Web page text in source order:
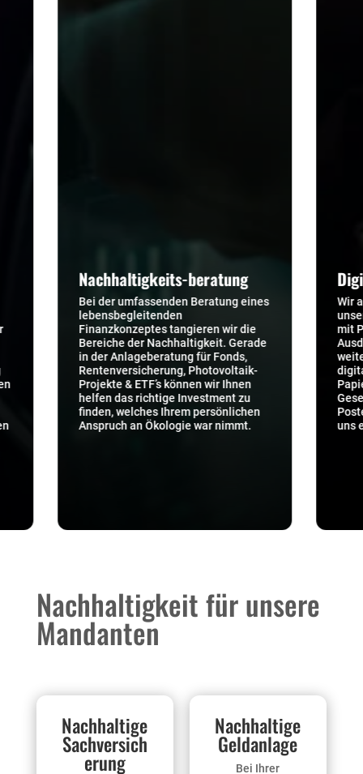
beratung
der umfassenden Beratung eines
tangieren wir die
der Nachhaltigkeit. Gerade
Anlageberatung für Fonds,
Photovoltaik-
& ETF’s können wir Ihnen
das richtige Investment zu
welches Ihrem persönlichen
an Ökologie war nimmt.
Digitalisierung
Wir arbeiten bei der
unserer Arbeitsweise
mit Powerpoint,
Ausdrucke oder
weiteren
digitalen
Papierkram und selbst
Gesellschafts- und
uns elektronisch
Nachhaltigkeit für unsere
Mandanten
Nachhaltige
Sachversich
erung
Nachhaltige
Geldanlage
Bei Ihrer